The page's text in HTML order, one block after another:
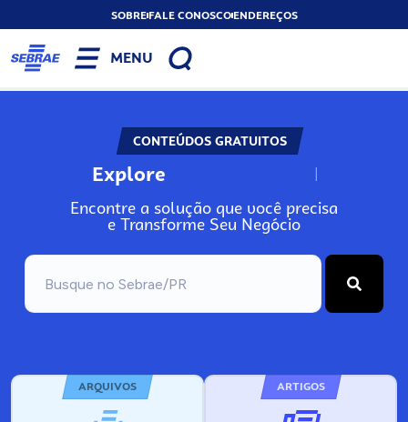
SOBREFALE CONOSCOENDEREÇOS
MENU
CONTEÚDOS GRATUITOS
Explore N
Encontre a solução que você precisa
e Transforme Seu Negócio
ARQUIVOS ARTIGOS